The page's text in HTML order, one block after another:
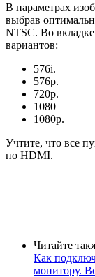
В параметрах
выбрав
NTSC. Во
вариантов:
576i.
576р.
720р.
1080
1080р.
Учтите, что все
по HDMI.
Читайте
Как
монитору.